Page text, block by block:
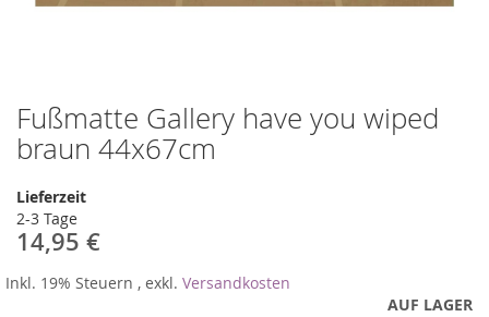
Fußmatte Gallery have you wiped
braun 44x67cm
Lieferzeit
2-3 Tage
14,95 €
Inkl. 19% Steuern , exkl. Versandkosten
AUF LAGER
Zum
Anfang
der
springen